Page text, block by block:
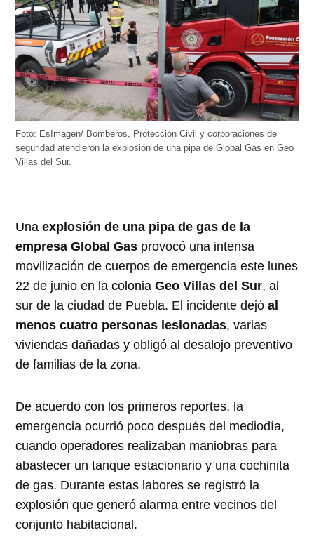
Foto: EsImagen/ Bomberos, Protección Civil y corporaciones de
seguridad atendieron la explosión de una pipa de Global Gas en Geo
Villas del Sur.
Unaexplosión de una pipa de gas de la
empresa Global Gas provocó una intensa
movilización de cuerpos de emergencia este lunes
22 de junio en la coloniaGeo Villas del Sur, al
sur de la ciudad de Puebla. El incidente dejóal
menos cuatro personas lesionadas, varias
viviendas dañadas y obligó al desalojo preventivo
de familias de la zona.
De acuerdo con los primeros reportes, la
emergencia ocurrió poco después del mediodía,
cuando operadores realizaban maniobras para
abastecer un tanque estacionario y una cochinita
de gas. Durante estas labores se registró la
explosión que generó alarma entre vecinos del
conjunto habitacional.